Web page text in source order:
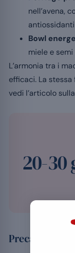
nell’avena,
Bowl
miele e
L’armonia tra i
efficaci. La
vedi l’articolo
20-30
Precauzioni